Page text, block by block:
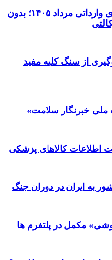
فروش فوری خودروهای وارداتی مرداد ۱۴۰۵؛ بدون
از سنگ کلیه مفید
ملی خبرنگار سلامت»
مکمل در پلتفرم ها